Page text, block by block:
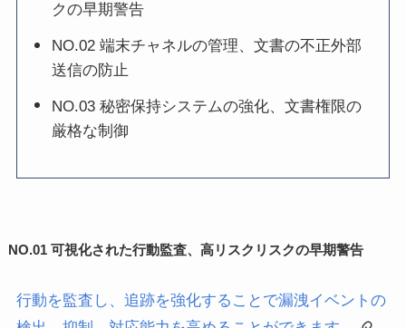
クの早期警告
NO.02 端末チャネルの管理、文書の不正外部
送信の防止
NO.03 秘密保持システムの強化、文書権限の
厳格な制御
NO.01可視化された行動監査、高リスクリスクの早期警告
行動を監査し、追跡を強化することで漏洩イベントの